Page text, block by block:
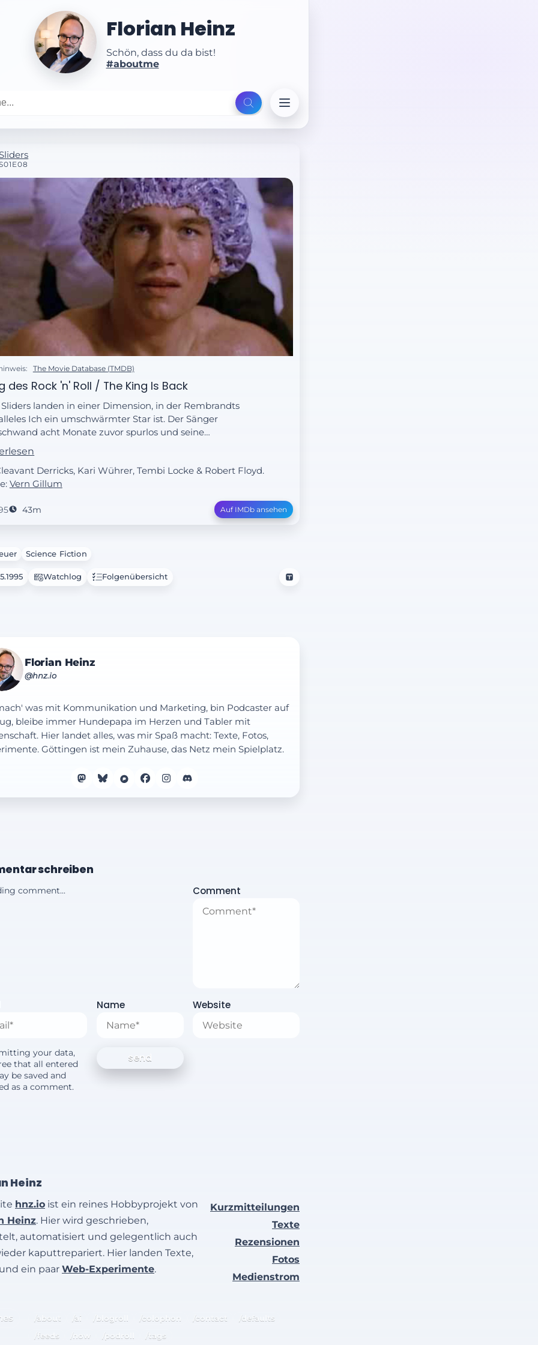
Florian Heinz
Schön, dass du da bist!
#aboutme
Sliders
The Movie Database (TMDB)
des Rock 'n' Roll / The King Is Back
Sliders landen in einer Dimension, in der Rembrandts
Ich ein umschwärmter Star ist. Der Sänger
acht Monate zuvor spurlos und seine
Rückkehr löst unter den Fans
aus. Nur der Imitator Crying Prince ist
verärgert und entführt Rembrandt kurzerhand, um
wieder im Mittelpunkt zu stehen.
Derricks, Kari Wührer, Tembi Locke & Robert Floyd.
Vern Gillum
43m Auf IMDb ansehen
Science Fiction
Watchlog Folgenübersicht
Florian Heinz
@hnz.io
was mit Kommunikation und Marketing, bin Podcaster auf
bleibe immer Hundepapa im Herzen und Tabler mit
Hier landet alles, was mir Spaß macht: Texte, Fotos,
Göttingen ist mein Zuhause, das Netz mein Spielplatz.
schreiben
comment... Comment
Name Website
your data,
that all entered
be saved and
as a comment.
Heinz
hnz.io ist ein reines Hobbyprojekt von
Heinz. Hier wird geschrieben,
automatisiert und gelegentlich auch
kaputtrepariert. Hier landen Texte,
ein paar Web-Experimente.
Kurzmitteilungen
Texte
Rezensionen
Fotos
Medienstrom
/about /ai /blogroll /colophon /contact
/defaults
/feeds
/now /podroll /tags